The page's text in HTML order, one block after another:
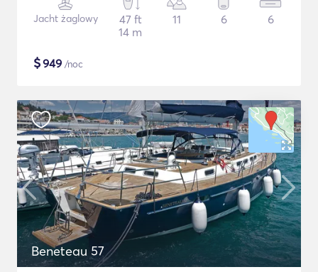
Jacht żaglowy
47 ft
14 m
11 6 6
$949 /noc
Beneteau 57